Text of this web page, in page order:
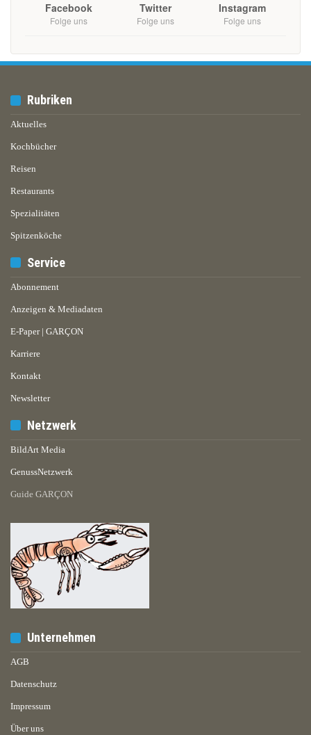
Facebook
Folge uns
Twitter
Folge uns
Instagram
Folge uns
Rubriken
Aktuelles
Kochbücher
Reisen
Restaurants
Spezialitäten
Spitzenköche
Service
Abonnement
Anzeigen & Mediadaten
E-Paper | GARÇON
Karriere
Kontakt
Newsletter
Netzwerk
BildArt Media
GenussNetzwerk
Guide GARÇON
Unternehmen
AGB
Datenschutz
Impressum
Über uns